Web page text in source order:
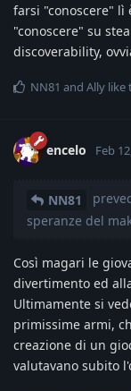
farsi "conoscere" lì
"conoscere" su
discoverability,
NN81 and Ally like
encelo Feb
NN81
speranze del
Così magari le
divertimento ed
Ultimamente si
primissime armi,
creazione di un
valutavano subito